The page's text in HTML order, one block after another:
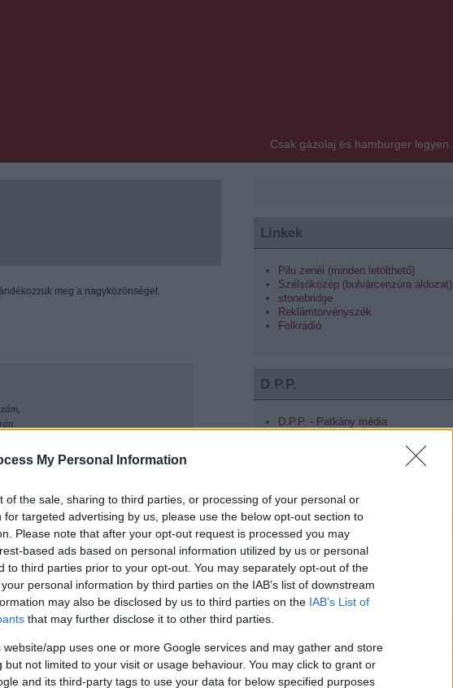
My Personal Information
of the sale, sharing to third parties, or processing of your personal or
for targeted advertising by us, please use the below opt-out section to
Please note that after your opt-out request is processed you may
based ads based on personal information utilized by us or personal
to third parties prior to your opt-out. You may separately opt-out of the
personal information by third parties on the IAB’s list of downstream
may also be disclosed by us to third parties on the IAB’s List of
that may further disclose it to other third parties.
website/app uses one or more Google services and may gather and store
but not limited to your visit or usage behaviour. You may click to grant or
and its third-party tags to use your data for below specified purposes
Csak gázolaj és hamburger legyen...
Linkek
Pilu zenéi (minden letölthető)
Szélsőközép (bulvárcenzúra áldozat)
stonebridge
Reklámtörvényszék
Folkrádió
D.P.P.
D.P.P. - Patkány média
D.P.P. - HÉTKÖZNAPOK BÁJA - új
Keresés
Fél éve nélküled
Fél lábbal a polgárháborúban
meg a nagyközönséget.
vert szét.
dögre,
bűzös gödre.
nem hitt nekem.